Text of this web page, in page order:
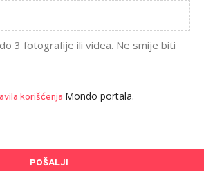
3 fotografije ili videa. Ne smije biti
korišćenja Mondo portala.
POŠALJI